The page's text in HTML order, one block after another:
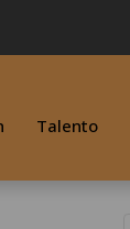
Talento